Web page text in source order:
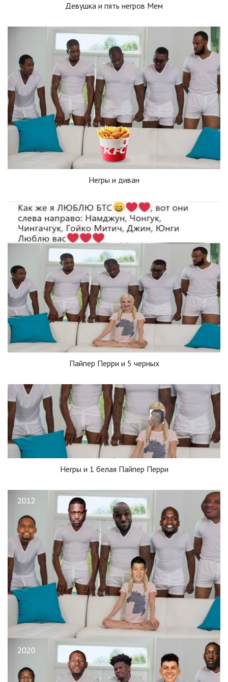
Девушка и пять негров Мем
Негры и диван
Пайпер Перри и 5 черных
Негры и 1 белая Пайпер Перри